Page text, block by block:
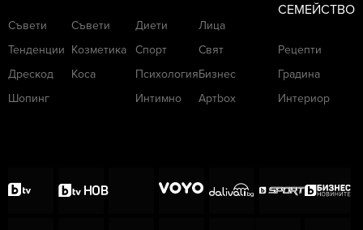
Съвети
Тенденции
Дрескод
Шопинг
Съвети
Козметика
Коса
Диети
Спорт
Психология
Интимно
Лица
Свят
Бизнес
Артbox
СЕМЕЙСТВО
Рецепти
Градина
Интериор